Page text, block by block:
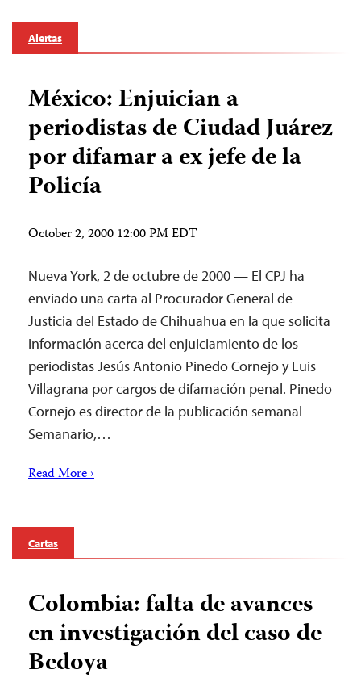
Alertas
México: Enjuician a
periodistas de Ciudad Juárez
por difamar a ex jefe de la
Policía
October 2, 2000 12:00 PM EDT
Nueva York, 2 de octubre de 2000 — El CPJ ha
enviado una carta al Procurador General de
Justicia del Estado de Chihuahua en la que solicita
información acerca del enjuiciamiento de los
periodistas Jesús Antonio Pinedo Cornejo y Luis
Villagrana por cargos de difamación penal. Pinedo
Cornejo es director de la publicación semanal
Semanario,…
Read More ›
Cartas
Colombia: falta de avances
en investigación del caso de
Bedoya